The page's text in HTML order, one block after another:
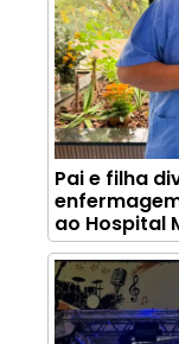
Pai e filha
ao Hospital